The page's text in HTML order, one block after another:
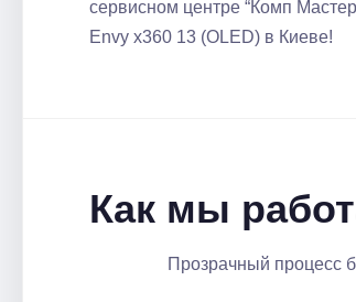
сервисном центре “Комп
Envy x360 13 (OLED) в Киеве!
Как мы
Прозрачный процесс